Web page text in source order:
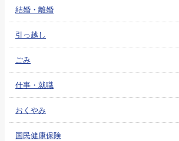
結婚・離婚
引っ越し
ごみ
仕事・就職
おくやみ
国民健康保険